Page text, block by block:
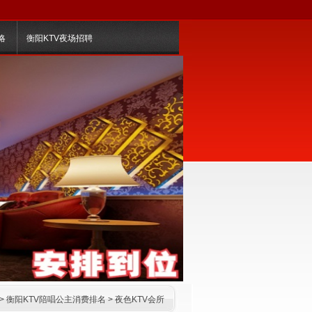
衡阳KTV夜场招聘
> 衡阳KTV陪唱公主消费排名 > 夜色KTV会所